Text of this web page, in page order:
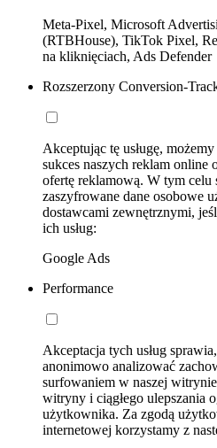
Meta-Pixel, Microsoft
(RTBHouse), TikTok Pixel,
na kliknięciach, Ads Defender
Rozszerzony Conversion-
Akceptując tę usługę,
sukces naszych reklam online
ofertę reklamową. W tym celu
zaszyfrowane dane osobowe
dostawcami zewnętrznymi,
ich usług:
Google Ads
Performance
Akceptacja tych usług
anonimowo analizować
surfowaniem w naszej
witryny i ciągłego ulepszania
użytkownika. Za zgodą
internetowej korzystamy z